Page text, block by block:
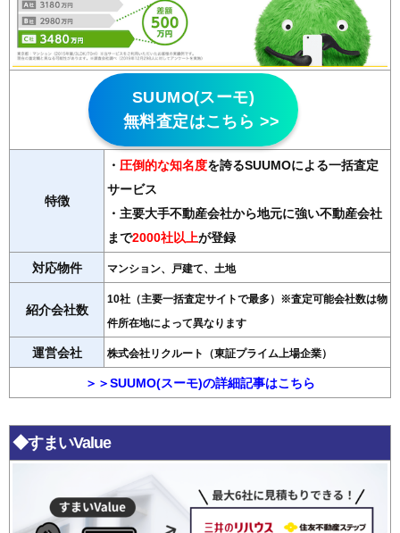
SUUMO(スーモ)
無料査定はこちら >>
特徴
・ 圧倒的な知名度を誇るSUUMOによる一括査定
サービス
・主要大手不動産会社から地元に強い不動産会社
まで2000社以上が登録
対応物件 マンション、戸建て、土地
紹介会社数
10社（主要一括査定サイトで最多）※査定可能会社数は物
件所在地によって異なります
運営会社 株式会社リクルート（東証プライム上場企業）
＞＞SUUMO(スーモ)の詳細記事はこちら
◆すまいValue